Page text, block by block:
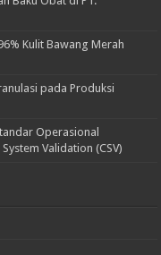
Kulit Bawang Merah
pada Produksi
Operasional
Validation (CSV)